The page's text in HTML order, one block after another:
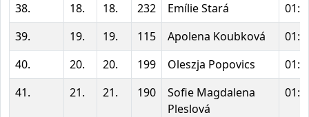
38.
18. 18. 232 Emílie Stará
39.
19. 19. 115 Apolena Koubková
40.
20. 20. 199 Oleszja Popovics
41.
21. 21. 190
Sofie Magdalena
Pleslová